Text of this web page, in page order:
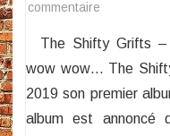
commentaire
Shifty
Grifts
–
Joyful
The Shifty Grifts –
wow wow… The
2019 son premier
album est annoncé